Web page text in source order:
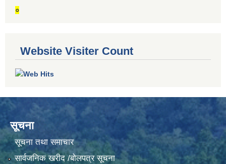
०
Website Visiter Count
सूचना
सूचना तथा समाचार
सार्वजनिक खरीद /बोलपत्र सूचना